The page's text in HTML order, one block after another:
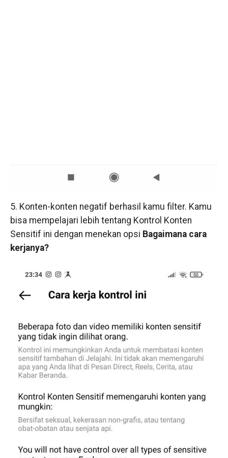
5. Konten-konten negatif berhasil kamu filter. Kamu
bisa mempelajari lebih tentang Kontrol Konten
Sensitif ini dengan menekan opsi Bagaimana cara
kerjanya?